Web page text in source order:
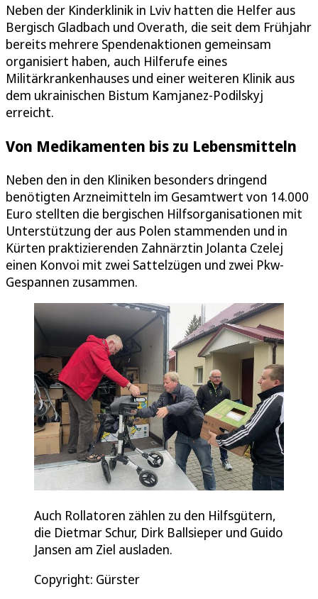
Neben der Kinderklinik in Lviv hatten die Helfer aus
Bergisch Gladbach und Overath, die seit dem Frühjahr
bereits mehrere Spendenaktionen gemeinsam
organisiert haben, auch Hilferufe eines
Militärkrankenhauses und einer weiteren Klinik aus
dem ukrainischen Bistum Kamjanez-Podilskyj
erreicht.
Von Medikamenten bis zu Lebensmitteln
Neben den in den Kliniken besonders dringend
benötigten Arzneimitteln im Gesamtwert von 14.000
Euro stellten die bergischen Hilfsorganisationen mit
Unterstützung der aus Polen stammenden und in
Kürten praktizierenden Zahnärztin Jolanta Czelej
einen Konvoi mit zwei Sattelzügen und zwei Pkw-
Gespannen zusammen.
Auch Rollatoren zählen zu den Hilfsgütern,
die Dietmar Schur, Dirk Ballsieper und Guido
Jansen am Ziel ausladen.
Copyright: Gürster